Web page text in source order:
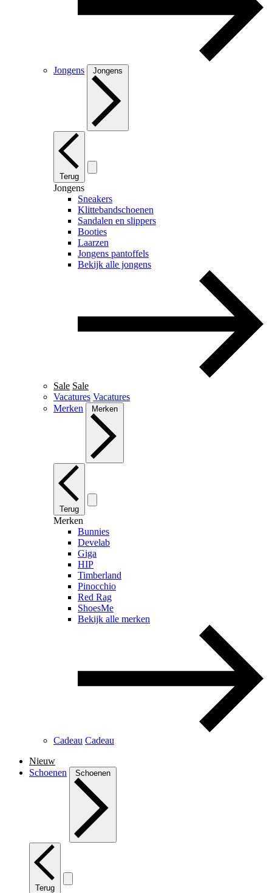
Jongens Jongens
Terug
Jongens
Sneakers
Klittebandschoenen
Sandalen en slippers
Booties
Laarzen
Jongens pantoffels
Bekijk alle jongens
Sale Sale
Vacatures Vacatures
Merken
Merken
Terug
Merken
Bunnies
Develab
Giga
HIP
Timberland
Pinocchio
Red Rag
ShoesMe
Bekijk alle merken
Cadeau Cadeau
Nieuw
Schoenen
Schoenen
Terug